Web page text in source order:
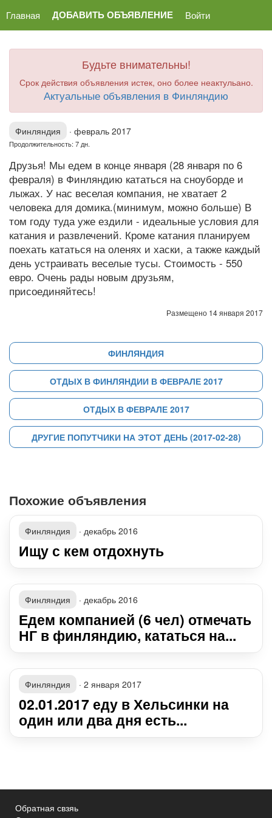
Главная ДОБАВИТЬ ОБЪЯВЛЕНИЕ Войти
Будьте внимательны!
Срок действия объявления истек, оно более неактульано.
Актуальные объявления в Финляндию
Финляндия · февраль 2017
Продолжительность: 7 дн.
Друзья! Мы едем в конце января (28 января по 6
февраля) в Финляндию кататься на сноуборде и
лыжах. У нас веселая компания, не хватает 2
человека для домика.(минимум, можно больше) В
том году туда уже ездили - идеальные условия для
катания и развлечений. Кроме катания планируем
поехать кататься на оленях и хаски, а также каждый
день устраивать веселые тусы. Стоимость - 550
евро. Очень рады новым друзьям,
присоединяйтесь!
Размещено 14 января 2017
ФИНЛЯНДИЯ
ОТДЫХ В ФИНЛЯНДИИ В ФЕВРАЛЕ 2017
ОТДЫХ В ФЕВРАЛЕ 2017
ДРУГИЕ ПОПУТЧИКИ НА ЭТОТ ДЕНЬ (2017-02-28)
Похожие объявления
Финляндия · декабрь 2016
Ищу с кем отдохнуть
Финляндия · декабрь 2016
Едем компанией (6 чел) отмечать
НГ в финляндию, кататься на...
Финляндия · 2 января 2017
02.01.2017 еду в Хельсинки на
один или два дня есть...
Обратная свзяь